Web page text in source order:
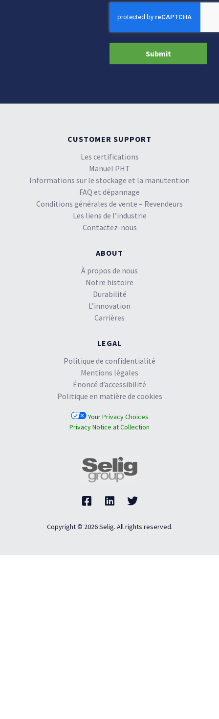
CAPTCHA
CUSTOMER SUPPORT
Les certifications
Manuel PHT
Informations sur le stockage et la manutention
FAQ et dépannage
Conditions générales de vente – Revendeurs
Les liens de l’industrie
Contactez-nous
ABOUT
À propos de nous
Notre histoire
Durabilité
L’innovation
Carrières
LEGAL
Politique de confidentialité
Mentions légales
Énoncé d’accessibilité
Politique en matière de cookies
Your Privacy Choices
Privacy Notice at Collection
Copyright © 2026 Selig. All rights reserved.